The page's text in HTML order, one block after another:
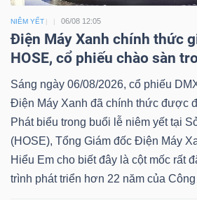
NIÊM YẾT 06/08 12:05
Điện Máy Xanh chính thức
HOSE, cổ phiếu chào sàn
Sáng ngày 06/08/2026, cổ phiếu
Điện Máy Xanh đã chính thức được
Phát biểu trong buổi lễ niêm yết tại
(HOSE), Tổng Giám đốc Điện Máy
Hiểu Em cho biết đây là cột mốc rất
trình phát triển hơn 22 năm của Công